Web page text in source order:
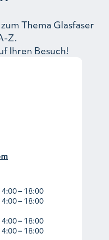
Thema Glasfaser
Z.
Ihren Besuch!
– 18:00
– 18:00
– 18:00
– 18:00